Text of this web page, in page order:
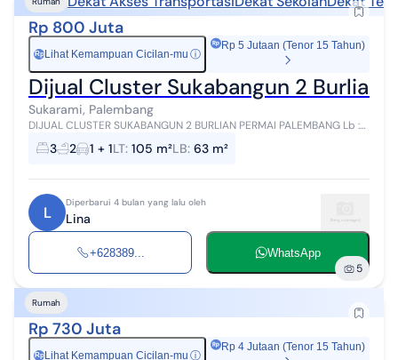
Rp 800 Juta
Rp Lihat Kemampuan Cicilan-mu ⓘ
Rp 5 Jutaan (Tenor 15 Tahun)
Dijual Cluster Sukabangun 2 Burlian
Sukarami, Palembang
DIJUAL CLUSTER SUKABANGUN 2 BURLIAN PERMAI PALEMBANG Lb :
63 m (kanopi) Lt : 105m Kamar 3 2 lantai pinggir jalan aspal
kampung mobil papasan,ling...
3 2 1 + 1LT: 105 m²LB: 63 m²
L
Diperbarui 4 bulan yang lalu oleh
Lina
+628389... WhatsApp
5
Rumah
Rp 730 Juta
Rp Lihat Kemampuan Cicilan-mu ⓘ
Rp 4 Jutaan (Tenor 15 Tahun)